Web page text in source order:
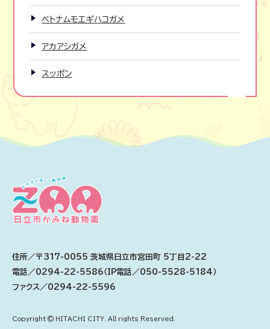
ベトナムモエギハコガメ
アカアシガメ
スッポン
住所／〒317-0055 茨城県日立市宮田町 5丁目2-22
電話／0294-22-5586（IP電話／050-5528-5184）
ファクス／0294-22-5596
Copyright © HITACHI CITY. All rights Reserved.